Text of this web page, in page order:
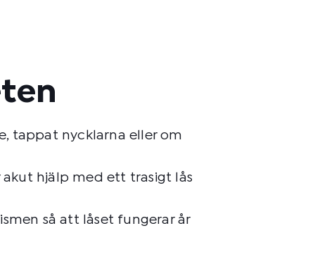
tappat nycklarna eller om
hjälp med ett trasigt lås
så att låset fungerar år